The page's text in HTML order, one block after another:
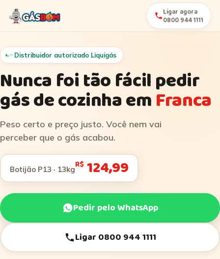
Ligar agora
0800 944 1111
Distribuidor autorizado Liquigás
Nunca foi tão fácil pedir
gás de cozinha emFranca
Peso certo e preço justo. Você nem vai
perceber que o gás acabou.
Botijão P13 · 13kgR$ 124,99
Pedir pelo WhatsApp
Ligar 0800 944 1111